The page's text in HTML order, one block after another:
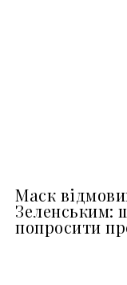
Маск
Зеленським:
попросити